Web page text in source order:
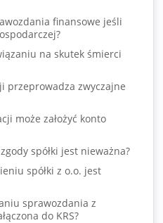
finansowe jeśli
na skutek śmierci
przeprowadza zwyczajne
może założyć konto
spółki jest nieważna?
spółki z o.o. jest
sprawozdania z
do KRS?